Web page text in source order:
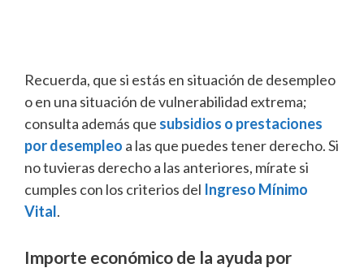
Recuerda, que si estás en situación de desempleo
o en una situación de vulnerabilidad extrema;
consulta además que subsidios o prestaciones
por desempleo a las que puedes tener derecho. Si
no tuvieras derecho a las anteriores, mírate si
cumples con los criterios del Ingreso Mínimo
Vital.
Importe económico de la ayuda por